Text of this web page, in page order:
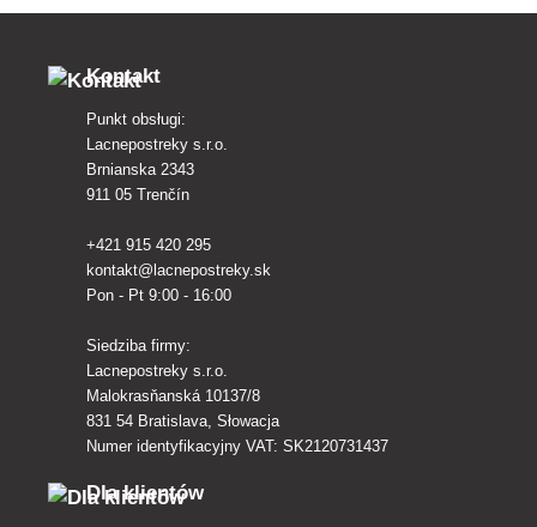
Kontakt
Punkt obsługi:
Lacnepostreky s.r.o.
Brnianska 2343
911 05 Trenčín
+421 915 420 295
kontakt@lacnepostreky.sk
Pon - Pt 9:00 - 16:00
Siedziba firmy:
Lacnepostreky s.r.o.
Malokrasňanská 10137/8
831 54 Bratislava, Słowacja
Numer identyfikacyjny VAT: SK2120731437
Dla klientów